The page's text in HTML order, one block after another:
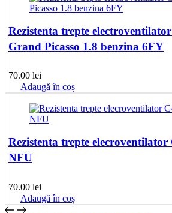
Rezistenta trepte
Grand Picasso 1.8 benzina 6FY
70.00 lei
Adaugă în coș
Rezistenta trepte elecroventilator
NFU
70.00 lei
Adaugă în coș